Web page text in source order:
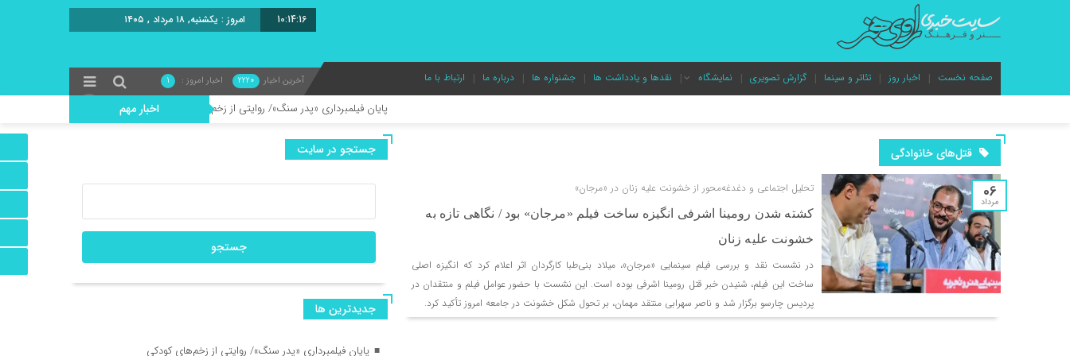
10:14:17 امروز : یکشنبه, ۱۸ مرداد , ۱۴۰۵
صفحه نخست اخبار روز تئاتر و سینما گزارش تصویری نمایشگاه نقدها و یادداشت ها جشنواره ها درباره ما ارتباط با ما آخرین اخبار 2220 اخبار امروز : 1
اخبار مهم پایان فیلمبرداری «پدر سنگ»/ روایتی از زخم‌های کودکی
علیرضا قربانی «گل‌های باران خورده» را خواند/ رفتی و بعد از تو دنیا غرق شد در گریه‌هایم
“بایکوت” روی صحنه می‌رود/ حسین میرزائیان با هفت نقش در یک نمایش!
کنسرت علیرضا قربانی به زودی در شیراز
آغاز رویدادهای بیست‌ویکمین جشنواره بین‌المللی نمایش عروسکی تهران–مبارک در موزه هنرهای معاصر تهران
قتل‌های خانوادگی
06
مرداد
تحلیل اجتماعی و دغدغه‌محور از خشونت علیه زنان در «مرجان»
کشته شدن رومینا اشرفی انگیزه ساخت فیلم «مرجان» بود / نگاهی تازه به
خشونت علیه زنان
در نشست نقد و بررسی فیلم سینمایی «مرجان»، میلاد بنی‌طبا کارگردان اثر اعلام کرد که انگیزه اصلی
ساخت این فیلم، شنیدن خبر قتل رومینا اشرفی بوده است. این نشست با حضور عوامل فیلم و منتقدان در
پردیس چارسو برگزار شد و ناصر سهرابی منتقد مهمان، بر تحول شکل خشونت در جامعه امروز تأکید کرد.
جستجو در سایت
جديدترين ها
پایان فیلمبرداری «پدر سنگ»/ روایتی از زخم‌های کودکی